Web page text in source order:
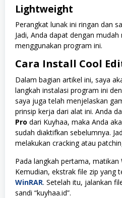
Lightweight
Perangkat lunak ini ringan dan
Jadi, Anda dapat dengan
menggunakan program ini.
Cara Install Cool
Dalam bagian artikel ini, saya
langkah instalasi program ini
saya juga telah menjelaskan
prinsip kerja dari alat ini. Anda
Pro dari Kuyhaa, maka Anda
sudah diaktifkan sebelumnya.
melakukan cracking atau
Pada langkah pertama, matikan
Kemudian, ekstrak file zip yang
WinRAR. Setelah itu, jalankan
sandi “kuyhaa.id”.